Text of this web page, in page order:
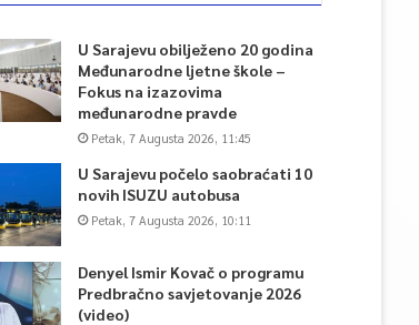
U Sarajevu obilježeno 20 godina
Međunarodne ljetne škole –
Fokus na izazovima
međunarodne pravde
Petak, 7 Augusta 2026, 11:45
U Sarajevu počelo saobraćati 10
novih ISUZU autobusa
Petak, 7 Augusta 2026, 10:11
Denyel Ismir Kovač o programu
Predbračno savjetovanje 2026
(video)